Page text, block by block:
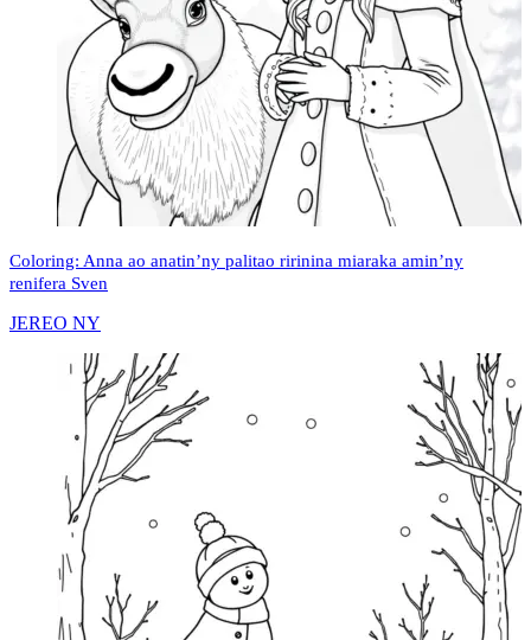
Coloring: Anna ao anatin’ny palitao ririnina miaraka amin’ny
renifera Sven
JEREO NY